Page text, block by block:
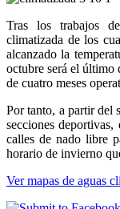
Tras los trabajos
climatizada de los
alcanzado la
octubre será el último
de cuatro meses
Por tanto, a partir del
secciones
calles de nado libre
horario de invierno
Ver mapas de aguas